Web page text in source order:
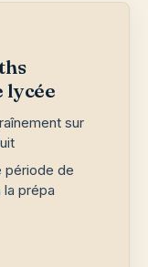
lycée
sur
période de
prépa